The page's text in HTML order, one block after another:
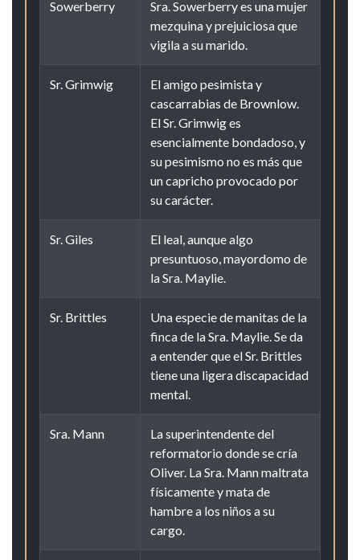
Sowerberry
Sra. Sowerberry es una mujer
mezquina y prejuiciosa que
vigila a su marido.
Sr. Grimwig
El amigo pesimista y
cascarrabias de Brownlow.
El Sr. Grimwig es
esencialmente bondadoso, y
su pesimismo no es más que
un capricho provocado por
su carácter.
Sr. Giles
El leal, aunque algo
presuntuoso, mayordomo de
la Sra. Maylie.
Sr. Brittles
Una especie de manitas de la
finca de la Sra. Maylie. Se da
a entender que el Sr. Brittles
tiene una ligera discapacidad
mental.
Sra. Mann
La superintendente del
reformatorio donde se cría
Oliver. La Sra. Mann maltrata
físicamente y mata de
hambre a los niños a su
cargo.